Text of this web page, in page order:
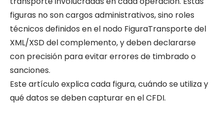
figuras no son cargos administrativos, sino roles
técnicos definidos en el nodo FiguraTransporte del
XML/XSD del complemento, y deben declararse
con precisión para evitar errores de timbrado o
sanciones.
Este artículo explica cada figura, cuándo se utiliza y
qué datos se deben capturar en el CFDI.